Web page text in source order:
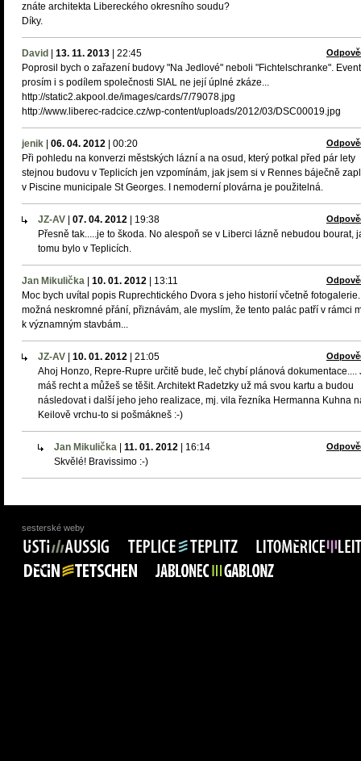
znáte architekta Libereckého okresního soudu?
Díky.
David 13. 11. 2013 22:45
Poprosil bych o zařazení budovy "Na Jedlové" neboli "Fichtelschranke".
prosím i s podílem společnosti SIAL ne její úplné zkáze...
http://static2.akpool.de/images/cards/7/79078.jpg
http://www.liberec-radcice.cz/wp-content/uploads/2012/03/DSC00019.jpg
jenik 06. 04. 2012 00:20
Při pohledu na konverzi městských lázní a na osud, který potkal před pár lety
stejnou budovu v Teplicích jen vzpomínám, jak jsem si v Rennes báječně
v Piscine municipale St Georges. I nemoderní plovárna je použitelná.
JZ-AV 07. 04. 2012 19:38
Přesně tak.....je to škoda. No alespoň se v Liberci lázně nebudou bourat,
tomu bylo v Teplicích.
Jan Mikulička 10. 01. 2012 13:11
Moc bych uvítal popis Ruprechtického Dvora s jeho historií včetně
možná neskromné přání, přiznávám, ale myslím, že tento palác patří v rámci
k významným stavbám...
JZ-AV 10. 01. 2012 21:05
Ahoj Honzo, Repre-Rupre určitě bude, leč chybí plánová dokumentace....
máš recht a můžeš se těšit. Architekt Radetzky už má svou kartu a budou
následovat i další jeho jeho realizace, mj. vila řezníka Hermanna Kuhna
Keilově vrchu-to si pošmákneš :-)
Jan Mikulička 11. 01. 2012 16:14
Skvělé! Bravissimo :-)
sesterské weby